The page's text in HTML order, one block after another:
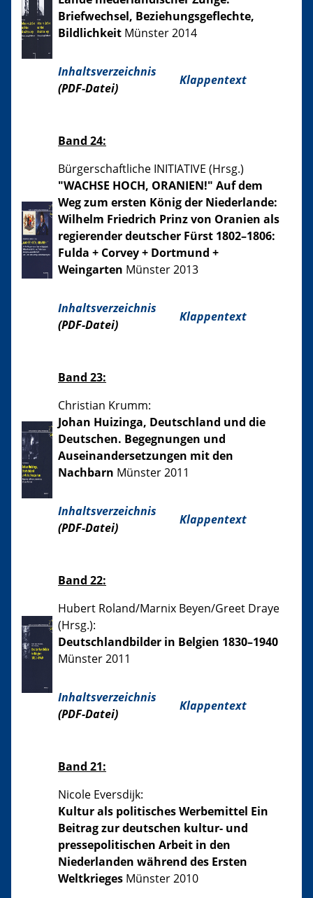
Briefwechsel, Beziehungsgeflechte,
Bildlichkeit Münster 2014
Inhaltsverzeichnis
(PDF-Datei)
Klappentext
Band 24:
Bürgerschaftliche INITIATIVE (Hrsg.)
"WACHSE HOCH, ORANIEN!" Auf dem
Weg zum ersten König der Niederlande:
Wilhelm Friedrich Prinz von Oranien als
regierender deutscher Fürst 1802–1806:
Fulda + Corvey + Dortmund +
Weingarten Münster 2013
Inhaltsverzeichnis
(PDF-Datei)
Klappentext
Band 23:
Christian Krumm:
Johan Huizinga, Deutschland und die
Deutschen. Begegnungen und
Auseinandersetzungen mit den
Nachbarn Münster 2011
Inhaltsverzeichnis
(PDF-Datei)
Klappentext
Band 22:
Hubert Roland/Marnix Beyen/Greet Draye
(Hrsg.):
Deutschlandbilder in Belgien 1830–1940
Münster 2011
Inhaltsverzeichnis
(PDF-Datei)
Klappentext
Band 21:
Nicole Eversdijk:
Kultur als politisches Werbemittel Ein
Beitrag zur deutschen kultur- und
pressepolitischen Arbeit in den
Niederlanden während des Ersten
Weltkrieges Münster 2010